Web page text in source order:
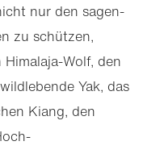
ZuZu
Footer
wechseln
nur den sagen­
zu schützen,
Wolf, den
Yak, das
Kiang, den